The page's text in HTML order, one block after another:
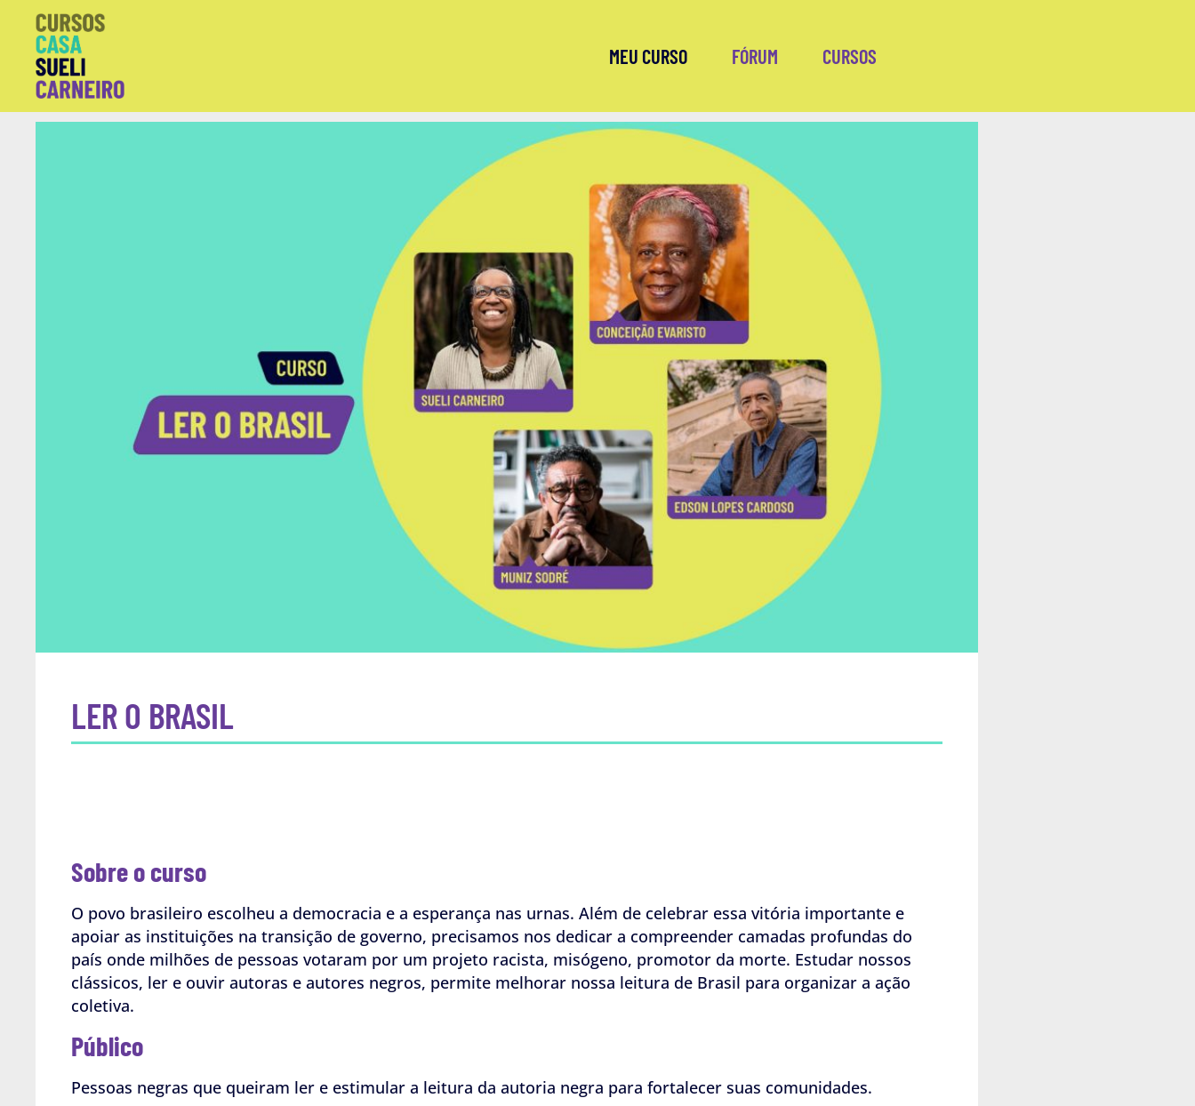
MEU CURSO FÓRUM CURSOS
LER O BRASIL
Sobre o curso
O povo brasileiro escolheu a democracia e a esperança nas urnas. Além de celebrar essa vitória importante e
apoiar as instituições na transição de governo, precisamos nos dedicar a compreender camadas profundas do
país onde milhões de pessoas votaram por um projeto racista, misógeno, promotor da morte. Estudar nossos
clássicos, ler e ouvir autoras e autores negros, permite melhorar nossa leitura de Brasil para organizar a ação
coletiva.
Público
Pessoas negras que queiram ler e estimular a leitura da autoria negra para fortalecer suas comunidades.